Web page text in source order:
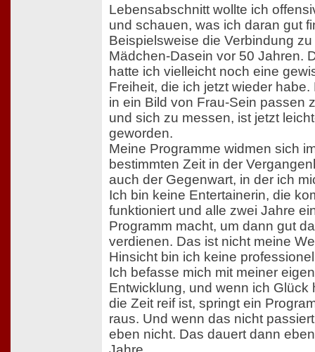
Lebensabschnitt wollte ich
und schauen, was ich daran gut
Beispielsweise die Verbindung
Mädchen-Dasein vor 50 Jahren.
hatte ich vielleicht noch eine
Freiheit, die ich jetzt wieder habe.
in ein Bild von Frau-Sein passen
und sich zu messen, ist jetzt
geworden.
Meine Programme widmen sich
bestimmten Zeit in der
auch der Gegenwart, in der ich
Ich bin keine Entertainerin, die
funktioniert und alle zwei Jahre
Programm macht, um dann gut
verdienen. Das ist nicht meine
Hinsicht bin ich keine
Ich befasse mich mit meiner
Entwicklung, und wenn ich Glück
die Zeit reif ist, springt ein
raus. Und wenn das nicht
eben nicht. Das dauert dann